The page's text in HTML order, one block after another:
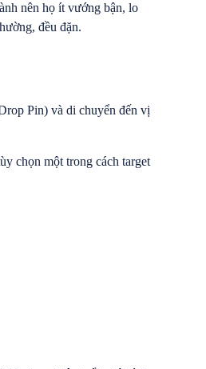
nên họ ít vướng bận, lo
đều đặn.
Pin) và di chuyển đến vị
chọn một trong cách target